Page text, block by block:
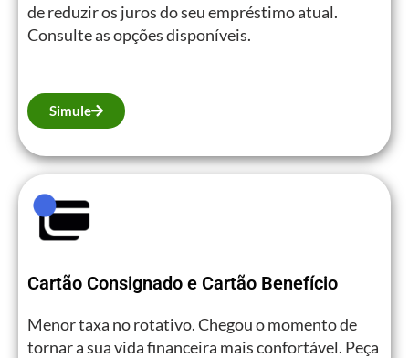
de reduzir os juros do seu empréstimo atual.
Consulte as opções disponíveis.
Simule
Cartão Consignado e Cartão Benefício
Menor taxa no rotativo. Chegou o momento de
tornar a sua vida financeira mais confortável. Peça